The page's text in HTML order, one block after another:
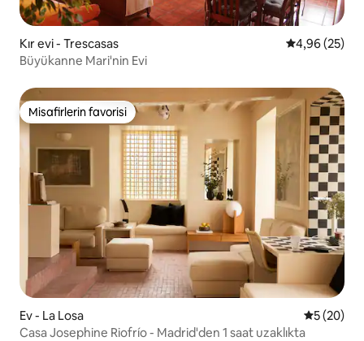
Kır evi - Trescasas 5 üzerinden
4,96 (25)
Büyükanne Mari'nin Evi
Misafirlerin favorisi
Misafirlerin favorisi
Ev - La Losa 55 (20)
Casa Josephine Riofrío - Madrid'den 1 saat uzaklıkta